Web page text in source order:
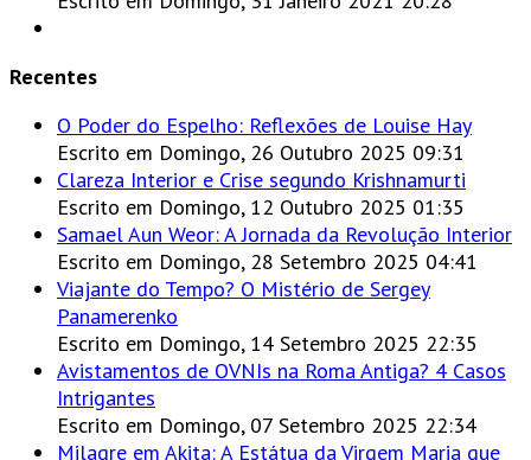
Recentes
O Poder do Espelho: Reflexões de Louise Hay
Escrito em Domingo, 26 Outubro 2025 09:31
Clareza Interior e Crise segundo Krishnamurti
Escrito em Domingo, 12 Outubro 2025 01:35
Samael Aun Weor: A Jornada da Revolução Interior
Escrito em Domingo, 28 Setembro 2025 04:41
Viajante do Tempo? O Mistério de Sergey
Panamerenko
Escrito em Domingo, 14 Setembro 2025 22:35
Avistamentos de OVNIs na Roma Antiga? 4 Casos
Intrigantes
Escrito em Domingo, 07 Setembro 2025 22:34
Milagre em Akita: A Estátua da Virgem Maria que